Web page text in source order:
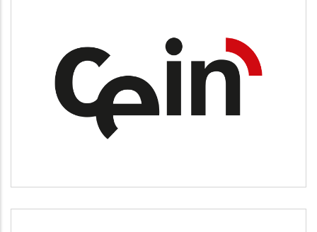
CEIN
Desarrollo empresarial